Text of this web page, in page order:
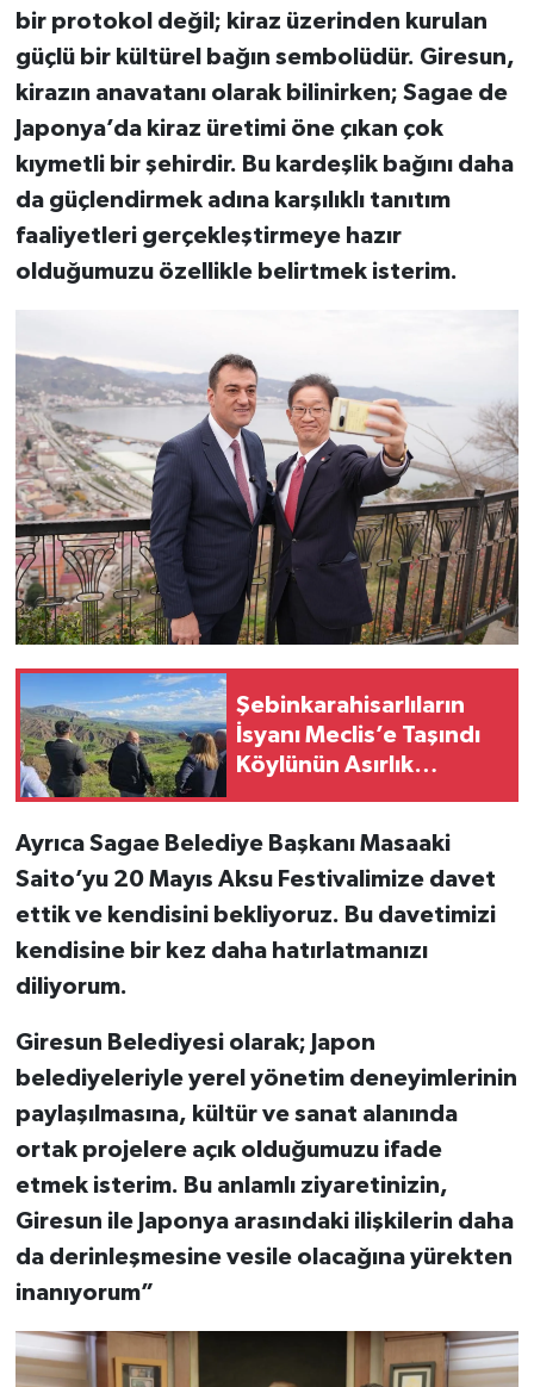
bir protokol değil; kiraz üzerinden kurulan
güçlü bir kültürel bağın sembolüdür. Giresun,
kirazın anavatanı olarak bilinirken; Sagae de
Japonya’da kiraz üretimi öne çıkan çok
kıymetli bir şehirdir. Bu kardeşlik bağını daha
da güçlendirmek adına karşılıklı tanıtım
faaliyetleri gerçekleştirmeye hazır
olduğumuzu özellikle belirtmek isterim.
Şebinkarahisarlıların
İsyanı Meclis’e Taşındı
Köylünün Asırlık
Ayrıca Sagae Belediye Başkanı Masaaki
Saito’yu 20 Mayıs Aksu Festivalimize davet
ettik ve kendisini bekliyoruz. Bu davetimizi
kendisine bir kez daha hatırlatmanızı
diliyorum.
Giresun Belediyesi olarak; Japon
belediyeleriyle yerel yönetim deneyimlerinin
paylaşılmasına, kültür ve sanat alanında
ortak projelere açık olduğumuzu ifade
etmek isterim. Bu anlamlı ziyaretinizin,
Giresun ile Japonya arasındaki ilişkilerin daha
da derinleşmesine vesile olacağına yürekten
inanıyorum”